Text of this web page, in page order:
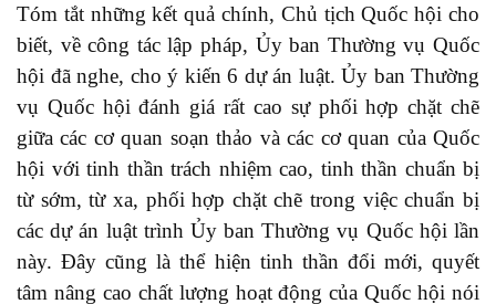
Tóm tắt những kết quả chính, Chủ tịch Quốc hội cho
biết, về công tác lập pháp, Ủy ban Thường vụ Quốc
hội đã nghe, cho ý kiến 6 dự án luật. Ủy ban Thường
vụ Quốc hội đánh giá rất cao sự phối hợp chặt chẽ
giữa các cơ quan soạn thảo và các cơ quan của Quốc
hội với tinh thần trách nhiệm cao, tinh thần chuẩn bị
từ sớm, từ xa, phối hợp chặt chẽ trong việc chuẩn bị
các dự án luật trình Ủy ban Thường vụ Quốc hội lần
này. Đây cũng là thể hiện tinh thần đổi mới, quyết
tâm nâng cao chất lượng hoạt động của Quốc hội nói